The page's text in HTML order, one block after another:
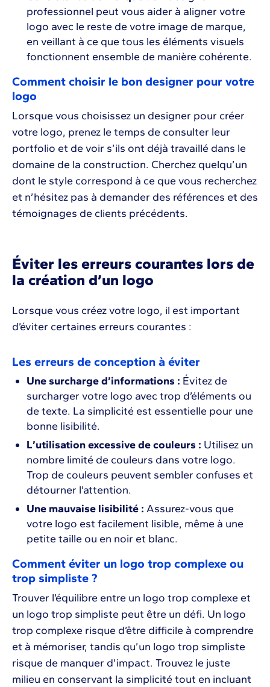
professionnel peut vous aider à aligner votre
logo avec le reste de votre image de marque,
en veillant à ce que tous les éléments visuels
fonctionnent ensemble de manière cohérente.
Comment choisir le bon designer pour votre
logo
Lorsque vous choisissez un designer pour créer
votre logo, prenez le temps de consulter leur
portfolio et de voir s’ils ont déjà travaillé dans le
domaine de la construction. Cherchez quelqu’un
dont le style correspond à ce que vous recherchez
et n’hésitez pas à demander des références et des
témoignages de clients précédents.
Éviter les erreurs courantes lors de
la création d’un logo
Lorsque vous créez votre logo, il est important
d’éviter certaines erreurs courantes :
Les erreurs de conception à éviter
Une surcharge d’informations : Évitez de
surcharger votre logo avec trop d’éléments ou
de texte. La simplicité est essentielle pour une
bonne lisibilité.
L’utilisation excessive de couleurs : Utilisez un
nombre limité de couleurs dans votre logo.
Trop de couleurs peuvent sembler confuses et
détourner l’attention.
Une mauvaise lisibilité : Assurez-vous que
votre logo est facilement lisible, même à une
petite taille ou en noir et blanc.
Comment éviter un logo trop complexe ou
trop simpliste ?
Trouver l’équilibre entre un logo trop complexe et
un logo trop simpliste peut être un défi. Un logo
trop complexe risque d’être difficile à comprendre
et à mémoriser, tandis qu’un logo trop simpliste
risque de manquer d’impact. Trouvez le juste
milieu en conservant la simplicité tout en incluant